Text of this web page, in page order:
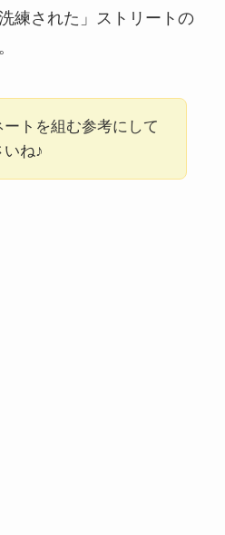
練された」ストリートの
ートを組む参考にして
ね♪